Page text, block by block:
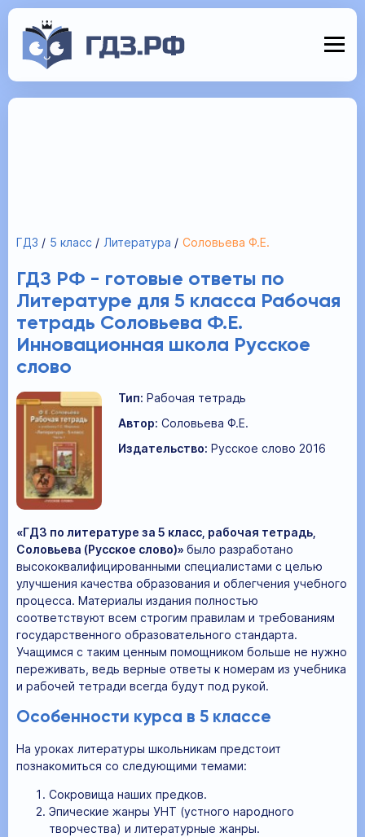
ГДЗ 5 класс Литература Соловьева Ф.Е.
ГДЗ РФ - готовые ответы по
Литературе для 5 класса Рабочая
тетрадь Соловьева Ф.Е.
Инновационная школа Русское
слово
Тип: Рабочая тетрадь
Автор: Соловьева Ф.Е.
Издательство: Русское слово 2016
«ГДЗ по литературе за 5 класс, рабочая тетрадь,
Соловьева (Русское слово)» было разработано
высококвалифицированными специалистами с целью
улучшения качества образования и облегчения учебного
процесса. Материалы издания полностью
соответствуют всем строгим правилам и требованиям
государственного образовательного стандарта.
Учащимся с таким ценным помощником больше не нужно
переживать, ведь верные ответы к номерам из учебника
и рабочей тетради всегда будут под рукой.
Особенности курса в 5 классе
На уроках литературы школьникам предстоит
познакомиться со следующими темами:
Сокровища наших предков.
Эпические жанры УНТ (устного народного
творчества) и литературные жанры.